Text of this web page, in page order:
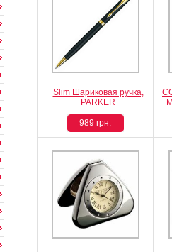
Slim Шариковая ручка,
PARKER
989 грн.